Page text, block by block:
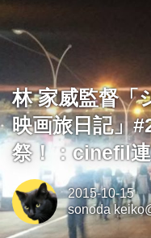
林 家威監督「
映画旅日記」
祭！：cinefil
2015-10-15
sonoda